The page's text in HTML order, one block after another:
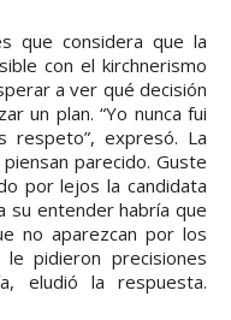
que considera que la
con el kirchnerismo
a ver qué decisión
un plan. “Yo nunca fui
respeto”, expresó. La
parecido. Guste
por lejos la candidata
su entender habría que
no aparezcan por los
pidieron precisiones
eludió la respuesta.